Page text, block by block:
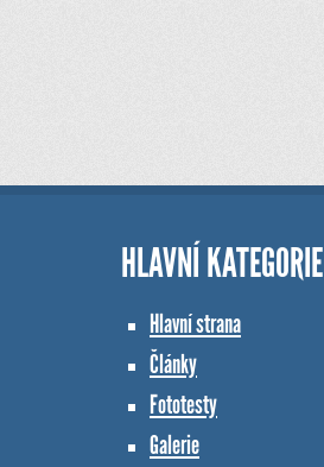
HLAVNÍ KATEGORIE
Hlavní strana
Články
Fototesty
Galerie